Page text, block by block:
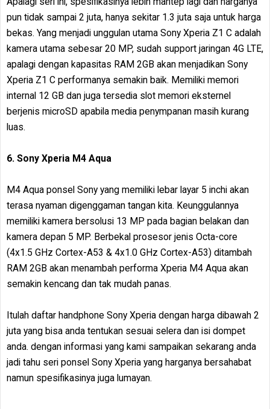
pun tidak sampai 2 juta, hanya sekitar 1.3 juta saja untuk harga
bekas. Yang menjadi unggulan utama Sony Xperia Z1 C adalah
kamera utama sebesar 20 MP, sudah support jaringan 4G LTE,
apalagi dengan kapasitas RAM 2GB akan menjadikan Sony
Xperia Z1 C performanya semakin baik. Memiliki memori
internal 12 GB dan juga tersedia slot memori eksternel
berjenis microSD apabila media penympanan masih kurang
luas.
6. Sony Xperia M4 Aqua
M4 Aqua ponsel Sony yang memiliki lebar layar 5 inchi akan
terasa nyaman digenggaman tangan kita. Keunggulannya
memiliki kamera bersolusi 13 MP pada bagian belakan dan
kamera depan 5 MP. Berbekal prosesor jenis Octa-core
(4x1.5 GHz Cortex-A53 & 4x1.0 GHz Cortex-A53) ditambah
RAM 2GB akan menambah performa Xperia M4 Aqua akan
semakin kencang dan tak mudah panas.
Itulah daftar handphone Sony Xperia dengan harga dibawah 2
juta yang bisa anda tentukan sesuai selera dan isi dompet
anda. dengan informasi yang kami sampaikan sekarang anda
jadi tahu seri ponsel Sony Xperia yang harganya bersahabat
namun spesifikasinya juga lumayan.